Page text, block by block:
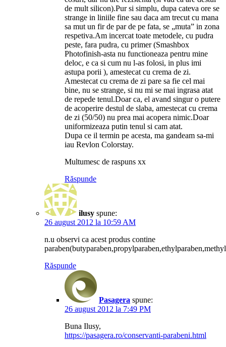
de mult silicon).Pur si simplu, dupa cateva ore se
strange in liniile fine sau daca am trecut cu mana
sa mut un fir de par de pe fata, se „muta” in zona
respetiva.Am incercat toate metodele, cu pudra
peste, fara pudra, cu primer (Smashbox
Photofinish-asta nu functioneaza pentru mine
deloc, e ca si cum nu l-as folosi, in plus imi
astupa porii ), amestecat cu crema de zi.
Amestecat cu crema de zi pare sa fie cel mai
bine, nu se strange, si nu mi se mai ingrasa atat
de repede tenul.Doar ca, el avand singur o putere
de acoperire destul de slaba, amestecat cu crema
de zi (50/50) nu prea mai acopera nimic.Doar
uniformizeaza putin tenul si cam atat.
Dupa ce il termin pe acesta, ma gandeam sa-mi
iau Revlon Colorstay.
Multumesc de raspuns xx
Răspunde
ilusy spune:
26 august 2012 la 10:59 AM
n.u observi ca acest produs contine
Răspunde
Pasagera spune:
26 august 2012 la 7:49 PM
Buna Ilusy,
https://pasagera.ro/conservanti-parabeni.html